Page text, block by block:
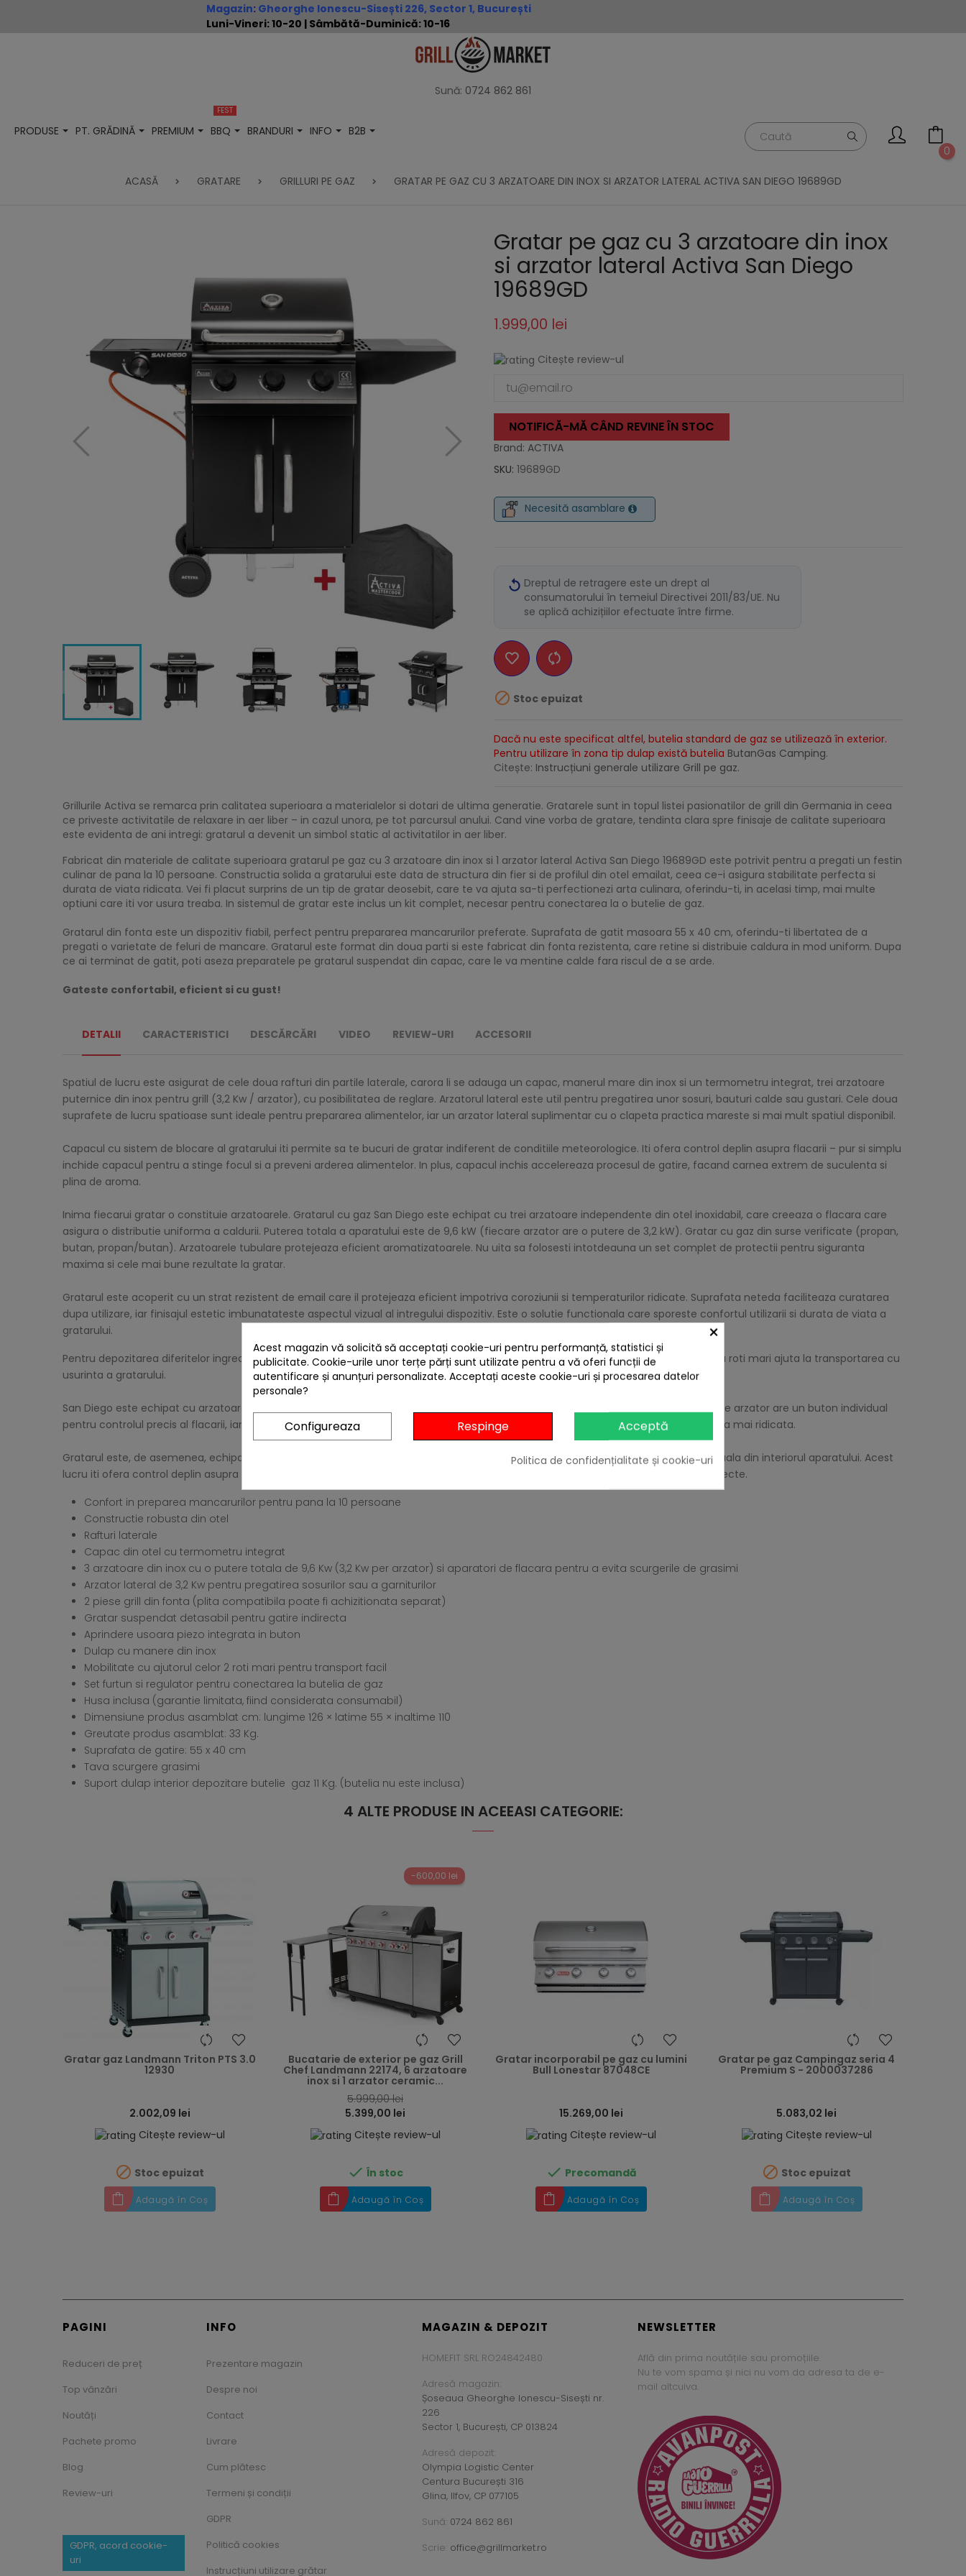
Magazin: Gheorghe Ionescu-Sisești 226, Sector 1, București
Luni-Vineri: 10-20 | Sâmbătă-Duminică: 10-16
Sună: 0724 862 861
PRODUSE PT. GRĂDINĂ PREMIUM BBQ
FEST
BRANDURI INFO
B2B
0
ACASĂ GRATARE GRILLURI PE GAZ GRATAR PE GAZ CU 3 ARZATOARE DIN INOX SI ARZATOR LATERAL ACTIVA SAN DIEGO 19689GD
Gratar pe gaz cu 3 arzatoare din inox
si arzator lateral Activa San Diego
19689GD
1.999,00 lei
Citește review-ul
NOTIFICĂ-MĂ CÂND REVINE ÎN STOC
Brand: ACTIVA
SKU: 19689GD
Necesită asamblare
Dreptul de retragere este un drept al
consumatorului în temeiul Directivei 2011/83/UE. Nu
se aplică achizițiilor efectuate între firme.
 Stoc epuizat
Dacă nu este specificat altfel, butelia standard de gaz se utilizează în exterior.
Pentru utilizare în zona tip dulap există butelia ButanGas Camping.
Citește: Instrucțiuni generale utilizare Grill pe gaz.
Grillurile Activa se remarca prin calitatea superioara a materialelor si dotari de ultima generatie. Gratarele sunt in topul listei pasionatilor de grill din Germania in ceea
ce priveste activitatile de relaxare in aer liber – in cazul unora, pe tot parcursul anului. Cand vine vorba de gratare, tendinta clara spre finisaje de calitate superioara
este evidenta de ani intregi: gratarul a devenit un simbol static al activitatilor in aer liber.
Fabricat din materiale de calitate superioara gratarul pe gaz cu 3 arzatoare din inox si 1 arzator lateral Activa San Diego 19689GD este potrivit pentru a pregati un festin
culinar de pana la 10 persoane. Constructia solida a gratarului este data de structura din fier si de profilul din otel emailat, ceea ce-i asigura stabilitate perfecta si
durata de viata ridicata. Vei fi placut surprins de un tip de gratar deosebit, care te va ajuta sa-ti perfectionezi arta culinara, oferindu-ti, in acelasi timp, mai multe
optiuni care iti vor usura treaba. In sistemul de gratar este inclus un kit complet, necesar pentru conectarea la o butelie de gaz.
Gratarul din fonta este un dispozitiv fiabil, perfect pentru prepararea mancarurilor preferate. Suprafata de gatit masoara 55 x 40 cm, oferindu-ti libertatea de a
pregati o varietate de feluri de mancare. Gratarul este format din doua parti si este fabricat din fonta rezistenta, care retine si distribuie caldura in mod uniform. Dupa
ce ai terminat de gatit, poti aseza preparatele pe gratarul suspendat din capac, care le va mentine calde fara riscul de a se arde.
Gateste confortabil, eficient si cu gust!
DETALII CARACTERISTICI DESCĂRCĂRI VIDEO REVIEW-URI ACCESORII
Spatiul de lucru este asigurat de cele doua rafturi din partile laterale, carora li se adauga un capac, manerul mare din inox si un termometru integrat, trei arzatoare
puternice din inox pentru grill (3,2 Kw / arzator), cu posibilitatea de reglare. Arzatorul lateral este util pentru pregatirea unor sosuri, bauturi calde sau gustari. Cele doua
suprafete de lucru spatioase sunt ideale pentru prepararea alimentelor, iar un arzator lateral suplimentar cu o clapeta practica mareste si mai mult spatiul disponibil.
Capacul cu sistem de blocare al gratarului iti permite sa te bucuri de gratar indiferent de conditiile meteorologice. Iti ofera control deplin asupra flacarii – pur si simplu
inchide capacul pentru a stinge focul si a preveni arderea alimentelor. In plus, capacul inchis accelereaza procesul de gatire, facand carnea extrem de suculenta si
plina de aroma.
Inima fiecarui gratar o constituie arzatoarele. Gratarul cu gaz San Diego este echipat cu trei arzatoare independente din otel inoxidabil, care creeaza o flacara care
asigura o distributie uniforma a caldurii. Puterea totala a aparatului este de 9,6 kW (fiecare arzator are o putere de 3,2 kW). Gratar cu gaz din surse verificate (propan,
butan, propan/butan). Arzatoarele tubulare protejeaza eficient aromatizatoarele. Nu uita sa folosesti intotdeauna un set complet de protectii pentru siguranta
maxima si cele mai bune rezultate la gratar.
Gratarul este acoperit cu un strat rezistent de email care il protejeaza eficient impotriva coroziunii si temperaturilor ridicate. Suprafata neteda faciliteaza curatarea
dupa utilizare, iar finisajul estetic imbunatateste aspectul vizual al intregului dispozitiv. Este o solutie functionala care sporeste confortul utilizarii si durata de viata a
gratarului.
Pentru depozitarea diferitelor ingrediente si accesorii ai la dispozitie un dulap mare cu usi frontale, cu manere din inox, iar cele doua roti mari ajuta la transportarea cu
usurinta a gratarului.
San Diego este echipat cu arzatoare tubulare din otel inoxidabil de inalta calitate, care asigura performante de lunga durata. Fiecare arzator are un buton individual
pentru controlul precis al flacarii, iar aprinderea piezoelectrica incorporata aprinde gratarul instantaneu. Mai mult gaz = temperatura mai ridicata.
Gratarul este, de asemenea, echipat cu un termometru situat in capac, care ofera informatii in timp real despre temperatura actuala din interiorul aparatului. Acest
lucru iti ofera control deplin asupra procesului de gatit, impiedicand arderea alimentelor si garantand obtinerea unor rezultate perfecte.
Confort in preparea mancarurilor pentru pana la 10 persoane
Constructie robusta din otel
Rafturi laterale
Capac din otel cu termometru integrat
3 arzatoare din inox cu o putere totala de 9,6 Kw (3,2 Kw per arzator) si aparatori de flacara pentru a evita scurgerile de grasimi
Arzator lateral de 3,2 Kw pentru pregatirea sosurilor sau a garniturilor
2 piese grill din fonta (plita compatibila poate fi achizitionata separat)
Gratar suspendat detasabil pentru gatire indirecta
Aprindere usoara piezo integrata in buton
Dulap cu manere din inox
Mobilitate cu ajutorul celor 2 roti mari pentru transport facil
Set furtun si regulator pentru conectarea la butelia de gaz
Husa inclusa (garantie limitata, fiind considerata consumabil)
Dimensiune produs asamblat cm: lungime 126 × latime 55 × inaltime 110
Greutate produs asamblat: 33 Kg.
Suprafata de gatire: 55 x 40 cm
Tava scurgere grasimi
Suport dulap interior depozitare butelie gaz 11 Kg. (butelia nu este inclusa)
4 ALTE PRODUSE IN ACEEASI CATEGORIE:
heart
Gratar gaz Landmann Triton PTS 3.0
12930
2.002,09 lei
Citește review-ul
 Stoc epuizat
Adaugă în Coș
-600,00 lei
heart
Bucatarie de exterior pe gaz Grill
Chef Landmann 22174, 6 arzatoare
inox si 1 arzator ceramic...
5.999,00 lei
5.399,00 lei
Citește review-ul
 În stoc
Adaugă în Coș
heart
Gratar incorporabil pe gaz cu lumini
Bull Lonestar 87048CE
15.269,00 lei
Citește review-ul
 Precomandă
Adaugă în Coș
heart
Gratar pe gaz Campingaz seria 4
Premium S - 2000037286
5.083,02 lei
Citește review-ul
 Stoc epuizat
Adaugă în Coș
PAGINI
Reduceri de preț
Top vânzări
Noutăți
Pachete promo
Blog
Review-uri
GDPR, acord cookie-
uri
INFO
Prezentare magazin
Despre noi
Contact
Livrare
Cum plătesc
Termeni și condiții
GDPR
Politică cookies
Instrucțiuni utilizare grătar
MAGAZIN & DEPOZIT
HOMEFIT SRL RO24842480
Adresă magazin:
Șoseaua Gheorghe Ionescu-Sisești nr.
226
Sector 1, București, CP 013824
Adresă depozit:
Olympia Logistic Center
Centura București 316
Glina, Ilfov, CP 077105
Sună: 0724 862 861
Scrie: office@grillmarket.ro
NEWSLETTER
Află din prima noutățile sau promoțiile.
Nu te vom spama și nici nu vom da adresa ta de e-
mail altcuiva.
×
Acest magazin vă solicită să acceptați cookie-uri pentru performanță, statistici și
publicitate. Cookie-urile unor terțe părți sunt utilizate pentru a vă oferi funcții de
autentificare și anunțuri personalizate. Acceptați aceste cookie-uri și procesarea datelor
personale?
Configureaza Respinge Acceptă
Politica de confidențialitate și cookie-uri